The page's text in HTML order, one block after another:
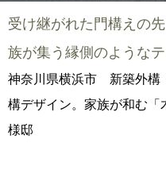
受け継がれた門構えの
族が集う縁側のような
神奈川県横浜市 新築外構
構デザイン。家族が和む
様邸